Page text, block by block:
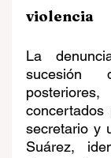
violencia
La
sucesión
concertados
secretario y
Suárez,